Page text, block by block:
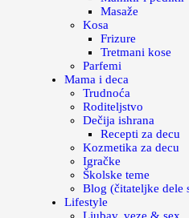
Masaže
Kosa
Frizure
Tretmani kose
Parfemi
Mama i deca
Trudnoća
Roditeljstvo
Dečija ishrana
Recepti za decu
Kozmetika za decu
Igračke
Školske teme
Blog (čitateljke dele
Lifestyle